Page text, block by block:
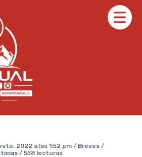
2022 a las 1:52 pm / Breves /
/ 558 lecturas